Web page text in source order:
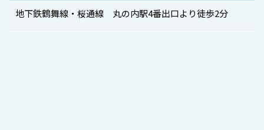
地下鉄鶴舞線・桜通線 丸の内駅4番出口より徒歩2分